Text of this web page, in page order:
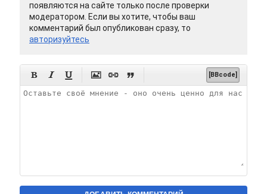
появляются на сайте только после проверки
модератором. Если вы хотите, чтобы ваш
комментарий был опубликован сразу, то
авторизуйтесь
      [BBcode]